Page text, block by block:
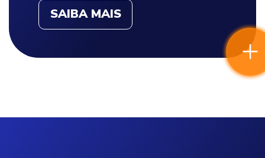
SAIBA MAIS